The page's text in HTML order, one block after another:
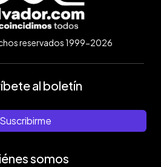
reservados 1999-2026
al boletín
Suscribirme
somos